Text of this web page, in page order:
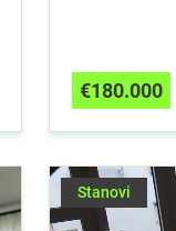
€180.000
Stanovi